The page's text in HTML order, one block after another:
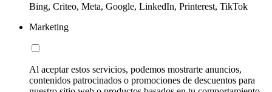
Bing, Criteo, Meta, Google, LinkedIn, Printerest, TikTok
Marketing
Al aceptar estos servicios, podemos mostrarte anuncios,
contenidos patrocinados o promociones de descuentos para